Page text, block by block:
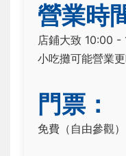
營業時
店鋪大致 10:00 -
小吃攤可能營業更
門票：
免費（自由參觀）